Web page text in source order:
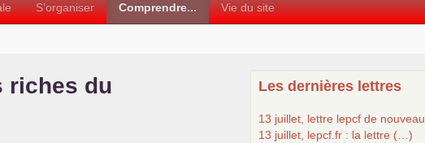
S’organiser Comprendre... Vie du site
riches du
Les dernières lettres
13 juillet, lettre lepcf de nouveau
13 juillet, lepcf.fr : la lettre (…)